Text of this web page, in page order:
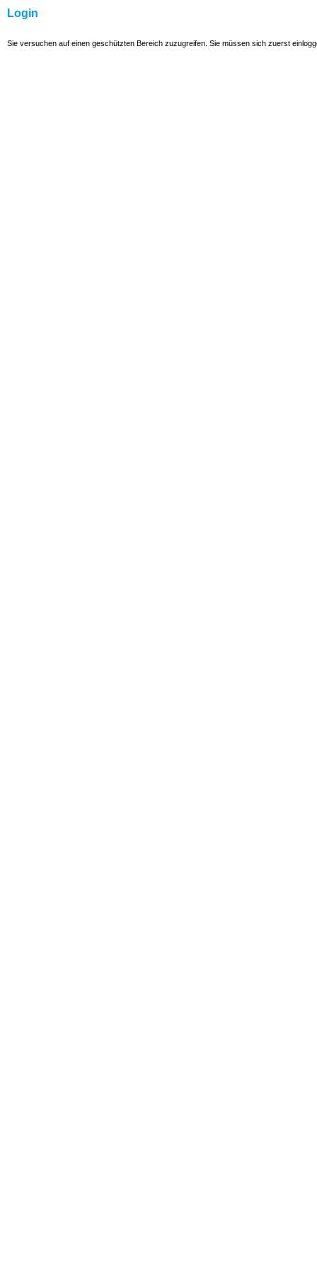
Login
Sie versuchen auf einen geschützten Bereich zuzugreifen. Sie müssen sich zuerst